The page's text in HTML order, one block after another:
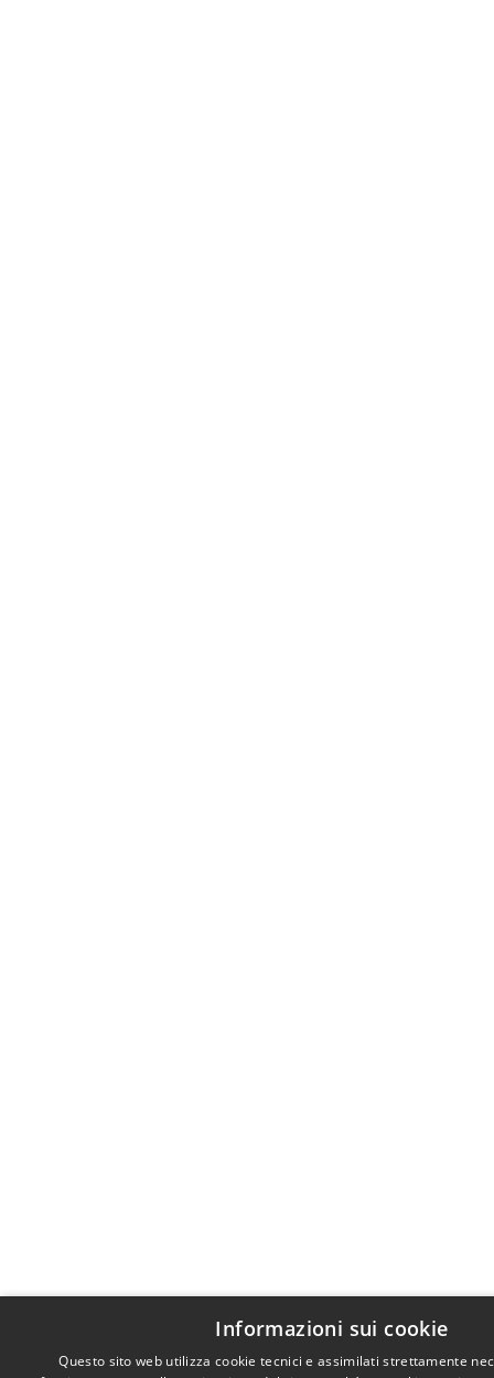
Informazioni sui cookie
Questo sito web utilizza cookie tecnici e assimilati strettamente